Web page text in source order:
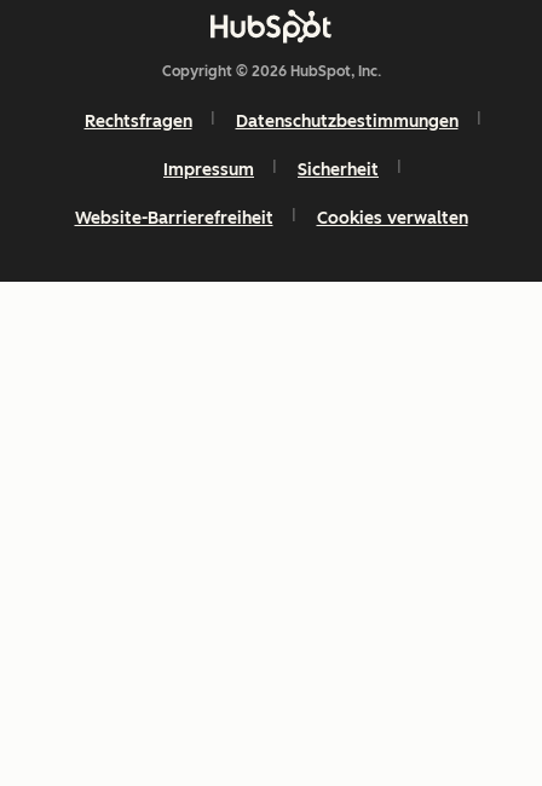
Copyright © 2026 HubSpot, Inc.
Rechtsfragen Datenschutzbestimmungen
Impressum Sicherheit
Website-Barrierefreiheit Cookies verwalten